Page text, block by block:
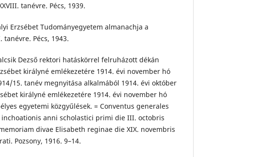
tanévre. Pécs, 1939.
Erzsébet Tudományegyetem almanachja a
tanévre. Pécs, 1943.
Dezső rektori hatáskörrel felruházott dékán
királyné emlékezetére 1914. évi november hó
15. tanév megnyitása alkalmából 1914. évi október
királyné emlékezetére 1914. évi november hó
egyetemi közgyűlések. = Conventus generales
inchoationis anni scholastici primi die III. octobris
divae Elisabeth reginae die XIX. novembris
Pozsony, 1916. 9–14.